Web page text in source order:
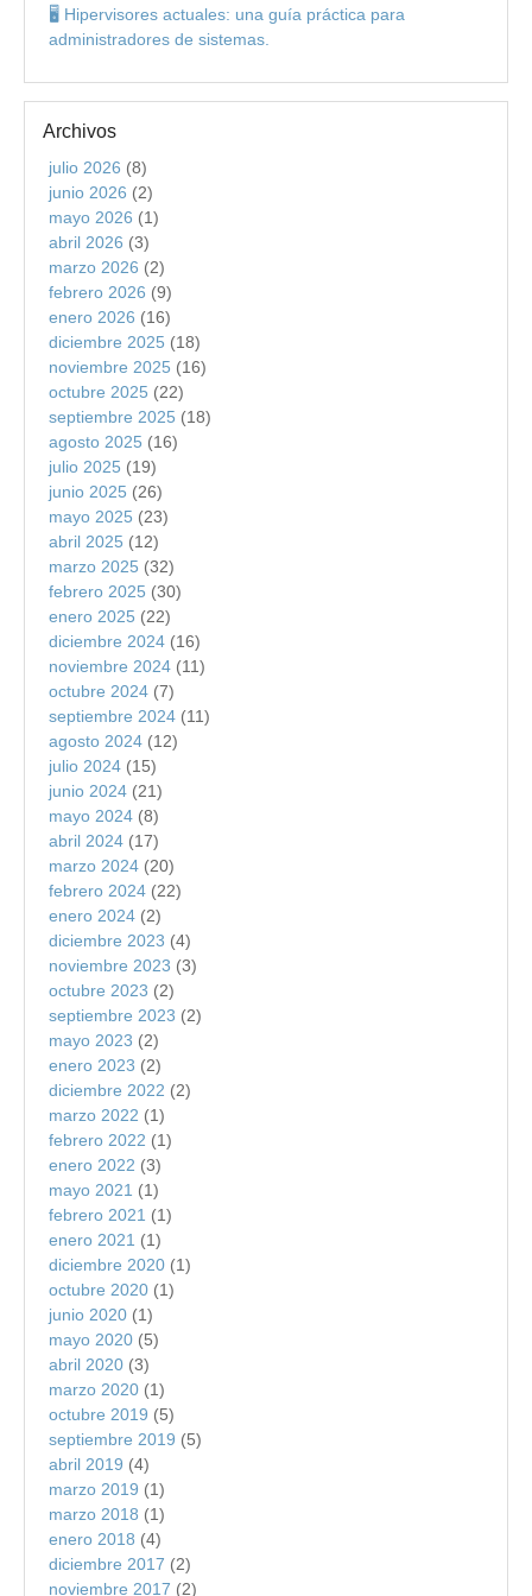
🖥️ Hipervisores actuales: una guía práctica para
administradores de sistemas.
Archivos
julio 2026 (8)
junio 2026 (2)
mayo 2026 (1)
abril 2026 (3)
marzo 2026 (2)
febrero 2026 (9)
enero 2026 (16)
diciembre 2025 (18)
noviembre 2025 (16)
octubre 2025 (22)
septiembre 2025 (18)
agosto 2025 (16)
julio 2025 (19)
junio 2025 (26)
mayo 2025 (23)
abril 2025 (12)
marzo 2025 (32)
febrero 2025 (30)
enero 2025 (22)
diciembre 2024 (16)
noviembre 2024 (11)
octubre 2024 (7)
septiembre 2024 (11)
agosto 2024 (12)
julio 2024 (15)
junio 2024 (21)
mayo 2024 (8)
abril 2024 (17)
marzo 2024 (20)
febrero 2024 (22)
enero 2024 (2)
diciembre 2023 (4)
noviembre 2023 (3)
octubre 2023 (2)
septiembre 2023 (2)
mayo 2023 (2)
enero 2023 (2)
diciembre 2022 (2)
marzo 2022 (1)
febrero 2022 (1)
enero 2022 (3)
mayo 2021 (1)
febrero 2021 (1)
enero 2021 (1)
diciembre 2020 (1)
octubre 2020 (1)
junio 2020 (1)
mayo 2020 (5)
abril 2020 (3)
marzo 2020 (1)
octubre 2019 (5)
septiembre 2019 (5)
abril 2019 (4)
marzo 2019 (1)
marzo 2018 (1)
enero 2018 (4)
diciembre 2017 (2)
noviembre 2017 (2)